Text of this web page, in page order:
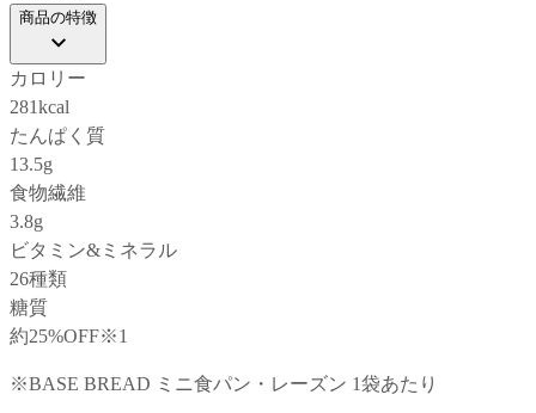
商品の特徴
カロリー
281kcal
たんぱく質
13.5g
食物繊維
3.8g
ビタミン&ミネラル
26種類
糖質
約25%OFF※1
※BASE BREAD ミニ食パン・レーズン 1袋あたり